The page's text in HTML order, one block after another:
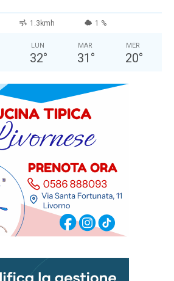
1.3kmh 1 %
LUN
32°
MAR
31 °
MER
20°